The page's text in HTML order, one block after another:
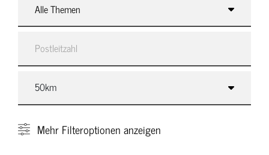
Alle Themen
Mehr Filteroptionen anzeigen